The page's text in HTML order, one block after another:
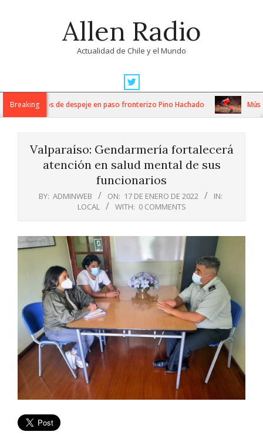
Allen Radio
Actualidad de Chile y el Mundo
Navigation
MenuBreaking
trabajos de despeje en paso fronterizo Pino Hachado Música:
Valparaíso: Gendarmería fortalecerá
atención en salud mental de sus
funcionarios
BY: ADMINWEB ON: 17 DE ENERO DE 2022
IN:
LOCAL
WITH: 0 COMMENTS